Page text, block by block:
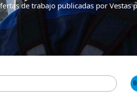
de trabajo publicadas por Vestas